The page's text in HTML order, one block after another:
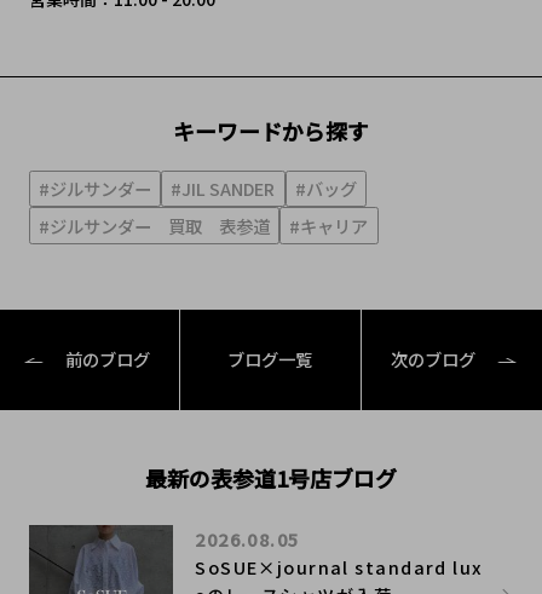
キーワードから探す
#ジルサンダー #JIL SANDER
#バッグ
#ジルサンダー 買取 表参道
#キャリア
前のブログ ブログ一覧 次のブログ
最新の表参道1号店ブログ
SoSUE×journal standard lux
2026.08.05